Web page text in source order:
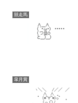
競走馬
皐月賞